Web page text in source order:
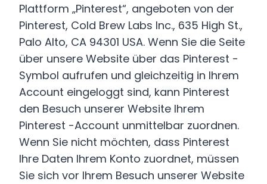
Plattform „Pinterest“, angeboten von der
Pinterest, Cold Brew Labs Inc., 635 High St.,
Palo Alto, CA 94301 USA. Wenn Sie die Seite
über unsere Website über das Pinterest -
Symbol aufrufen und gleichzeitig in Ihrem
Account eingeloggt sind, kann Pinterest
den Besuch unserer Website Ihrem
Pinterest -Account unmittelbar zuordnen.
Wenn Sie nicht möchten, dass Pinterest
Ihre Daten Ihrem Konto zuordnet, müssen
Sie sich vor Ihrem Besuch unserer Website